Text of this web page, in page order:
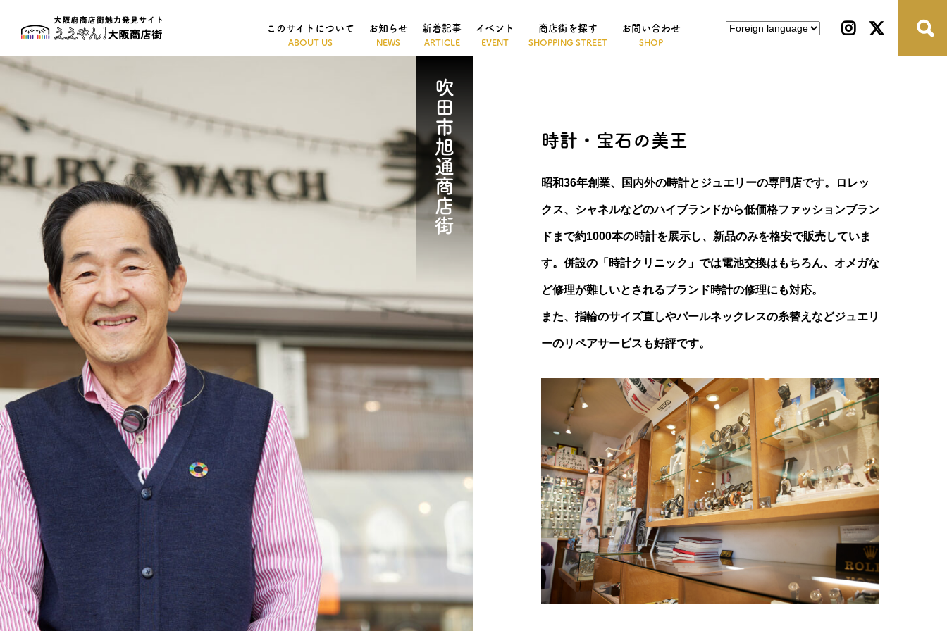
このサイトについて お知らせ 新着記事 イベント 商店街を探す お問い合わせ
吹田市旭通商店街 時計・宝石の美王
昭和36年創業、国内外の時計とジュエリーの専門店です。ロレッ
クス、シャネルなどのハイブランドから低価格ファッションブラン
ドまで約1000本の時計を展示し、新品のみを格安で販売していま
す。併設の「時計クリニック」では電池交換はもちろん、オメガな
ど修理が難しいとされるブランド時計の修理にも対応。
また、指輪のサイズ直しやパールネックレスの糸替えなどジュエリ
ーのリペアサービスも好評です。